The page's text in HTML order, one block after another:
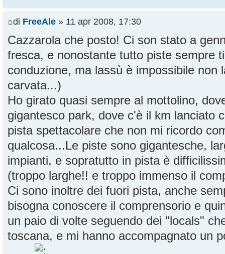
di FreeAle » 11 apr 2008, 17:30
Cazzarola che posto! Ci son stato a
fresca, e nonostante tutto piste sempre
conduzione, ma lassù è impossibile non
carvata...)
Ho girato quasi sempre al mottolino,
gigantesco park, dove c'è il km lanciato
pista spettacolare che non mi ricordo
qualcosa...Le piste sono gigantesche,
impianti, e sopratutto in pista è
(troppo larghe!! e troppo immenso il
Ci sono inoltre dei fuori pista, anche
bisogna conoscere il comprensorio e
un paio di volte seguendo dei "locals"
toscana, e mi hanno accompagnato un